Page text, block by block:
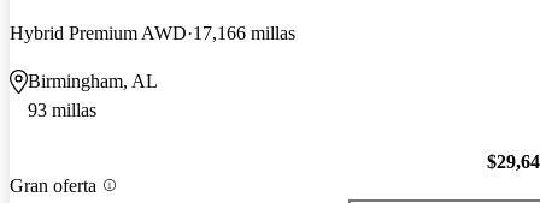
Hybrid Premium AWD 17,166 millas
Birmingham, AL
93 millas
Gran oferta